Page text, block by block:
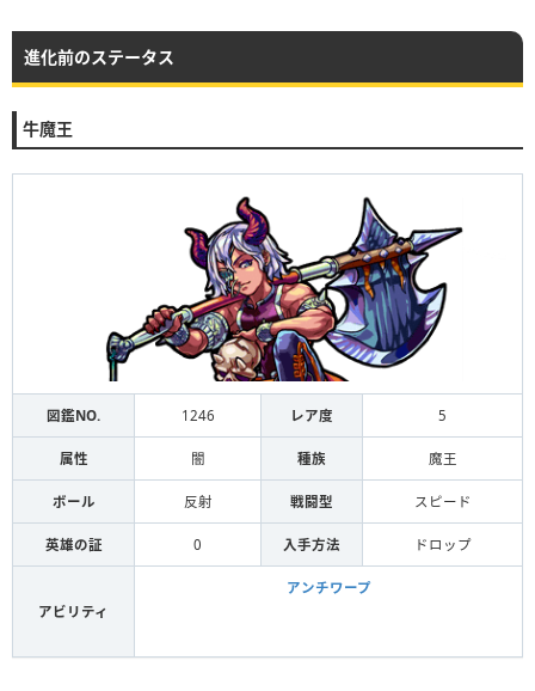
進化前のステータス
牛魔王
図鑑NO. 1246 レア度 5
属性 闇 種族 魔王
ボール 反射 戦闘型 スピード
英雄の証 0 入手方法 ドロップ
アビリティ
アンチワープ